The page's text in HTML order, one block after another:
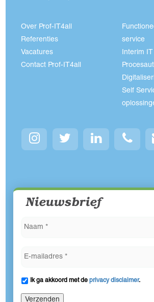
Over Prof-IT4all
Referenties
Vacatures
Contact Prof-IT4all
service
Interim
Self
Nieuwsbrief
Ik ga akkoord met deprivacy disclaimer.
Verzenden